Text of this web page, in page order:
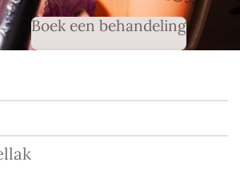
Boek een behandeling